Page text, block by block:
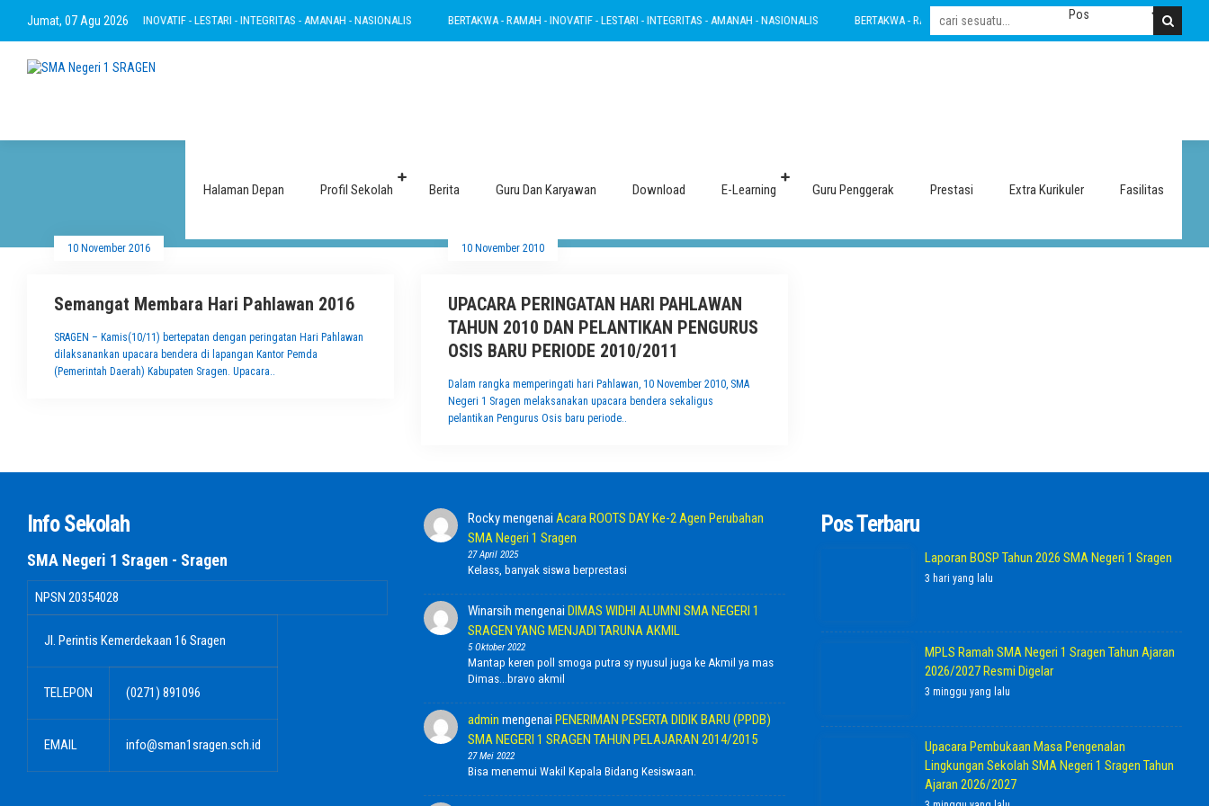
Jumat, 07 Agu 2026
BERTAKWA - RAMAH - INOVATIF - LESTARI - INTEGRITAS - AMANAH - NASIONALIS BERTAKWA - RAMAH - INOVATIF - LESTARI - INTEGRITAS - AMANAH - NASIONALIS BERTAKWA - RAMAH - INOVATIF - LESTARI - INTEGRITAS - AMANAH - NASIONALIS
Halaman Depan Profil Sekolah Berita Guru Dan Karyawan Download E-Learning Guru Penggerak Prestasi Extra Kurikuler Fasilitas
Tag : hari pahlawan
10 November 2016
Semangat Membara Hari Pahlawan 2016
SRAGEN – Kamis(10/11) bertepatan dengan peringatan Hari Pahlawan
dilaksanankan upacara bendera di lapangan Kantor Pemda
(Pemerintah Daerah) Kabupaten Sragen. Upacara..
10 November 2010
UPACARA PERINGATAN HARI PAHLAWAN
TAHUN 2010 DAN PELANTIKAN PENGURUS
OSIS BARU PERIODE 2010/2011
Dalam rangka memperingati hari Pahlawan, 10 November 2010, SMA
Negeri 1 Sragen melaksanakan upacara bendera sekaligus
pelantikan Pengurus Osis baru periode..
Info Sekolah
SMA Negeri 1 Sragen - Sragen
NPSN 20354028
Jl. Perintis Kemerdekaan 16 Sragen
TELEPON (0271) 891096
EMAIL info@sman1sragen.sch.id
RockymengenaiAcara ROOTS DAY Ke-2 Agen Perubahan
SMA Negeri 1 Sragen
27 April 2025
Kelass, banyak siswa berprestasi
Winarsih mengenaiDIMAS WIDHI ALUMNI SMA NEGERI 1
SRAGEN YANG MENJADI TARUNA AKMIL
5 Oktober 2022
Mantap keren poll smoga putra sy nyusul juga ke Akmil ya mas
Dimas...bravo akmil
admin mengenaiPENERIMAN PESERTA DIDIK BARU (PPDB)
SMA NEGERI 1 SRAGEN TAHUN PELAJARAN 2014/2015
27 Mei 2022
Bisa menemui Wakil Kepala Bidang Kesiswaan.
Pos Terbaru
Laporan BOSP Tahun 2026 SMA Negeri 1 Sragen
3 hari yang lalu
MPLS Ramah SMA Negeri 1 Sragen Tahun Ajaran
2026/2027 Resmi Digelar
3 minggu yang lalu
Upacara Pembukaan Masa Pengenalan
Lingkungan Sekolah SMA Negeri 1 Sragen Tahun
Ajaran 2026/2027